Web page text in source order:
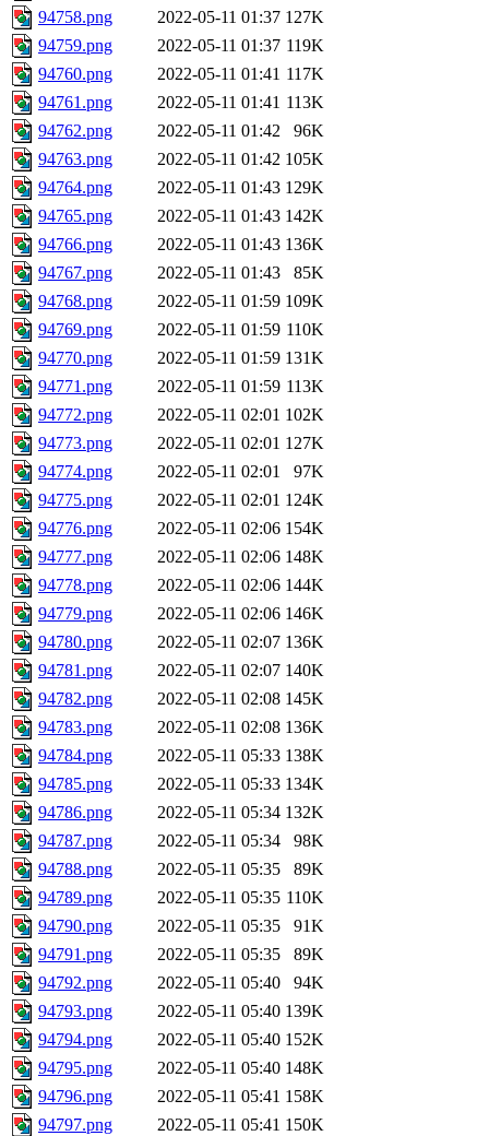
94758.png
2022-05-11 01:37 127K
94759.png
2022-05-11 01:37 119K
94760.png
2022-05-11 01:41 117K
94761.png
2022-05-11 01:41 113K
94762.png
2022-05-11 01:42
96K
94763.png
2022-05-11 01:42 105K
94764.png
2022-05-11 01:43 129K
94765.png
2022-05-11 01:43 142K
94766.png
2022-05-11 01:43 136K
94767.png
2022-05-11 01:43
85K
94768.png
2022-05-11 01:59 109K
94769.png
2022-05-11 01:59 110K
94770.png
2022-05-11 01:59 131K
94771.png
2022-05-11 01:59 113K
94772.png
2022-05-11 02:01 102K
94773.png
2022-05-11 02:01 127K
94774.png
2022-05-11 02:01
97K
94775.png
2022-05-11 02:01 124K
94776.png
2022-05-11 02:06 154K
94777.png
2022-05-11 02:06 148K
94778.png
2022-05-11 02:06 144K
94779.png
2022-05-11 02:06 146K
94780.png
2022-05-11 02:07 136K
94781.png
2022-05-11 02:07 140K
94782.png
2022-05-11 02:08 145K
94783.png
2022-05-11 02:08 136K
94784.png
2022-05-11 05:33 138K
94785.png
2022-05-11 05:33 134K
94786.png
2022-05-11 05:34 132K
94787.png
2022-05-11 05:34
98K
94788.png
2022-05-11 05:35
89K
94789.png
2022-05-11 05:35 110K
94790.png
2022-05-11 05:35
91K
94791.png
2022-05-11 05:35
89K
94792.png
2022-05-11 05:40
94K
94793.png
2022-05-11 05:40 139K
94794.png
2022-05-11 05:40 152K
94795.png
2022-05-11 05:40 148K
94796.png
2022-05-11 05:41 158K
94797.png
2022-05-11 05:41 150K